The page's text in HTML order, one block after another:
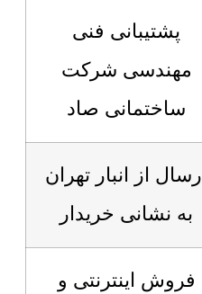
پشتیبانی فنی
مهندسی شرکت
ساختمانی صاد
ارسال از انبار تهران
به نشانی خریدار
فروش اینترنتی و